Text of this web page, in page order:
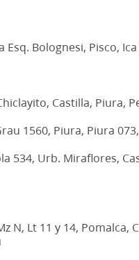
Esq. Bolognesi, Pisco,
Castilla, Piura,
1560, Piura, Piura
534, Urb. Miraflores,
N, Lt 11 y 14, Pomalca,